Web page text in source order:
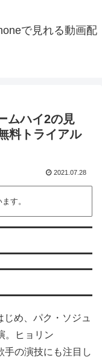
で見れる動画配
ムハイ2の見
料トライアル
2021.07.28
す。
め、パク・ソジュ
。ヒョリン
手の演技にも注目し